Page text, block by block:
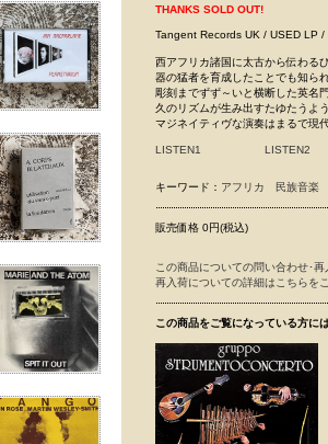
THANKS SOLD OUT!
Tangent Records UK / USED LP /
西アフリカ諸国に太古から伝わる
器の猛者を育成したことでも知ら
彫刻までずず～いと横断した英名
久のリズムが生み出すたゆたうよ
マジネイティヴな演奏はまるで現
LISTEN1 LISTEN2
キーワード： アフリカ 民族音楽
販売価格 0円(税込)
この商品についての問い合わせ･
再入荷についての詳細はこちらを
この商品をご覧になっている方に